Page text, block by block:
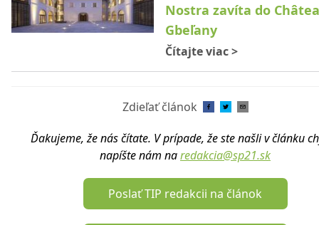
Nostra zavíta do
Gbeľany
Čítajte viac>
Zdieľať článok
Ďakujeme, že nás čítate. V prípade, že ste našli v článku
napíšte nám naredakcia@sp21.sk
Poslať TIP redakcii na článok